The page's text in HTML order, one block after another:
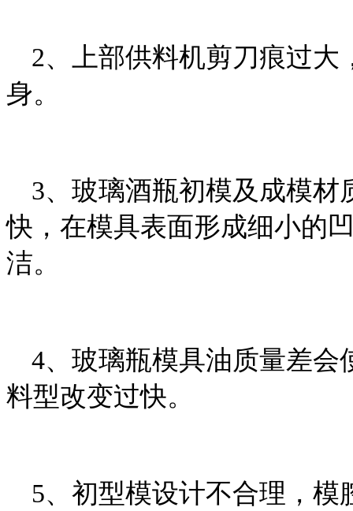
2、上部供料机剪刀痕过
身。
3、玻璃酒瓶初模及成模
快，在模具表面形成细小的
洁。
4、玻璃瓶模具油质量差
料型改变过快。
5、初型模设计不合理，